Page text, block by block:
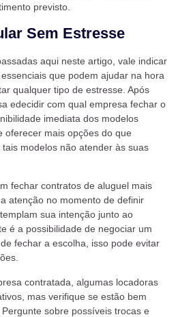
previsto.
Sem Estresse
aqui neste artigo, vale indicar
que podem ajudar na hora
qualquer tipo de estresse. Após
edecidir com qual empresa fechar o
imediata dos modelos
oferecer mais opções do que
modelos não atender às suas
fechar contratos de aluguel mais
atenção no momento de definir
sua intenção junto ao
é a possibilidade de negociar um
fechar a escolha, isso pode evitar
contratada, algumas locadoras
mas verifique se estão bem
sobre possíveis trocas e